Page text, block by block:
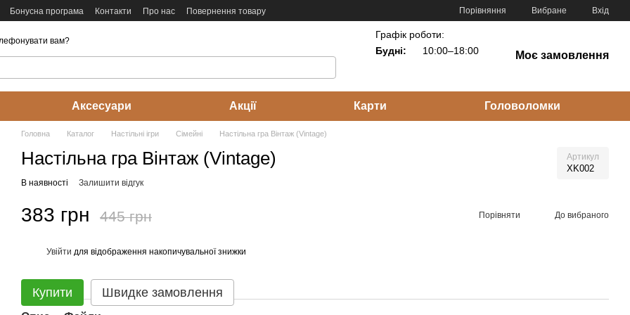
Бонусна програма Контакти Про нас
Повернення товару
Порівняння Вибране Вхід
вам?
Графік роботи:
Будні:
10:00–18:00 Моє замовлення
Аксесуари Акції Карти Головоломки
Головна Каталог Настільні ігри Cімейні Настільна гра Вінтаж (Vintage)
Настільна гра Вінтаж (Vintage) Артикул
XK002
В наявності Залишити відгук
383 грн 445 грн Порівняти До вибраного
Увійти для відображення накопичувальної знижки
Купити Швидке замовлення